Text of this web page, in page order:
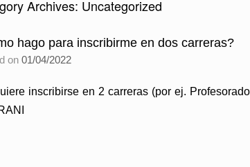
Archives: Uncategorized
hago para inscribirme en dos carreras?
on 01/04/2022
inscribirse en 2 carreras (por ej.